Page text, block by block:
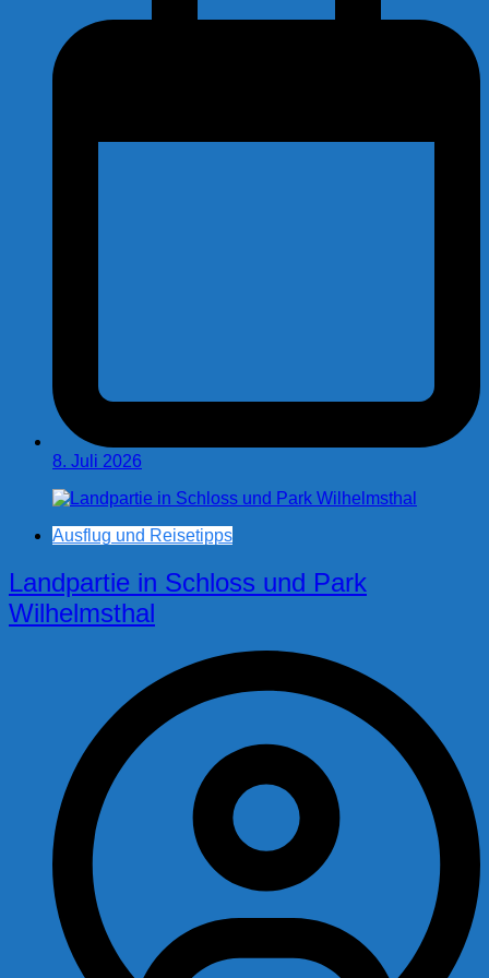
8. Juli 2026
Ausflug und Reisetipps
Landpartie in Schloss und Park
Wilhelmsthal